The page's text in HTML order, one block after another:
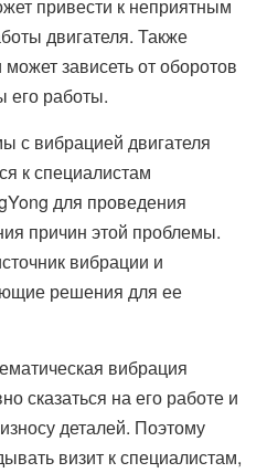
привести к неприятным
двигателя. Также
зависеть от оборотов
его работы.
с вибрацией двигателя
к специалистам
для проведения
причин этой проблемы.
вибрации и
решения для ее
вибрация
сказаться на его работе и
деталей. Поэтому
визит к специалистам,